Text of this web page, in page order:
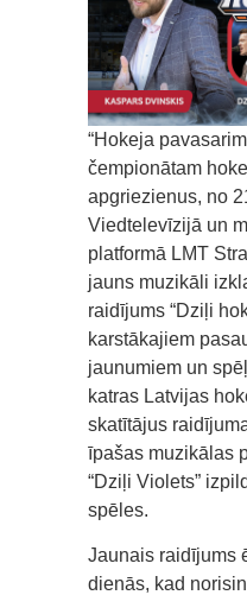
“Hokeja
čempionātam
apgriezienus, no
Viedtelevīzijā un
platformā LMT
jauns muzikāli
raidījums “Dziļi
karstākajiem
jaunumiem un
katras Latvijas
skatītājus
īpašas muzikālas
“Dziļi Violets”
spēles.
Jaunais raidījums
dienās, kad